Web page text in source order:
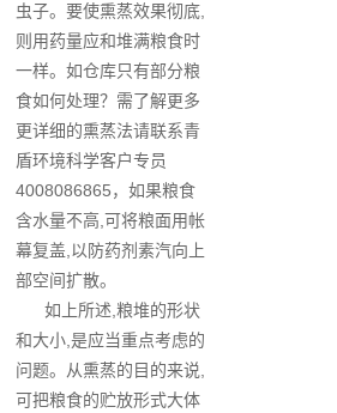
虫子。要使熏蒸效果彻底,
则用药量应和堆满粮食时
一样。如仓库只有部分粮
食如何处理？需了解更多
更详细的熏蒸法请联系青
盾环境科学客户专员
4008086865，如果粮食
含水量不高,可将粮面用帐
幕复盖,以防药剂素汽向上
部空间扩散。
如上所述,粮堆的形状
和大小,是应当重点考虑的
问题。从熏蒸的目的来说,
可把粮食的贮放形式大体